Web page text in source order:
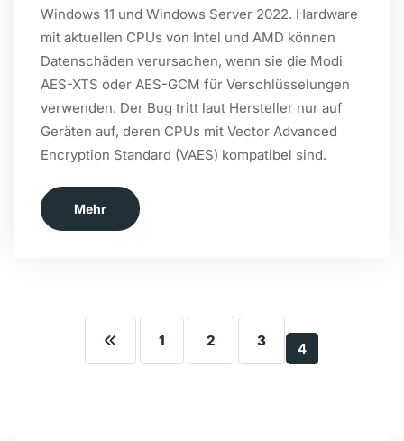
Windows 11 und Windows Server 2022. Hardware
mit aktuellen CPUs von Intel und AMD können
Datenschäden verursachen, wenn sie die Modi
AES-XTS oder AES-GCM für Verschlüsselungen
verwenden. Der Bug tritt laut Hersteller nur auf
Geräten auf, deren CPUs mit Vector Advanced
Encryption Standard (VAES) kompatibel sind.
Mehr
1 2 3 4